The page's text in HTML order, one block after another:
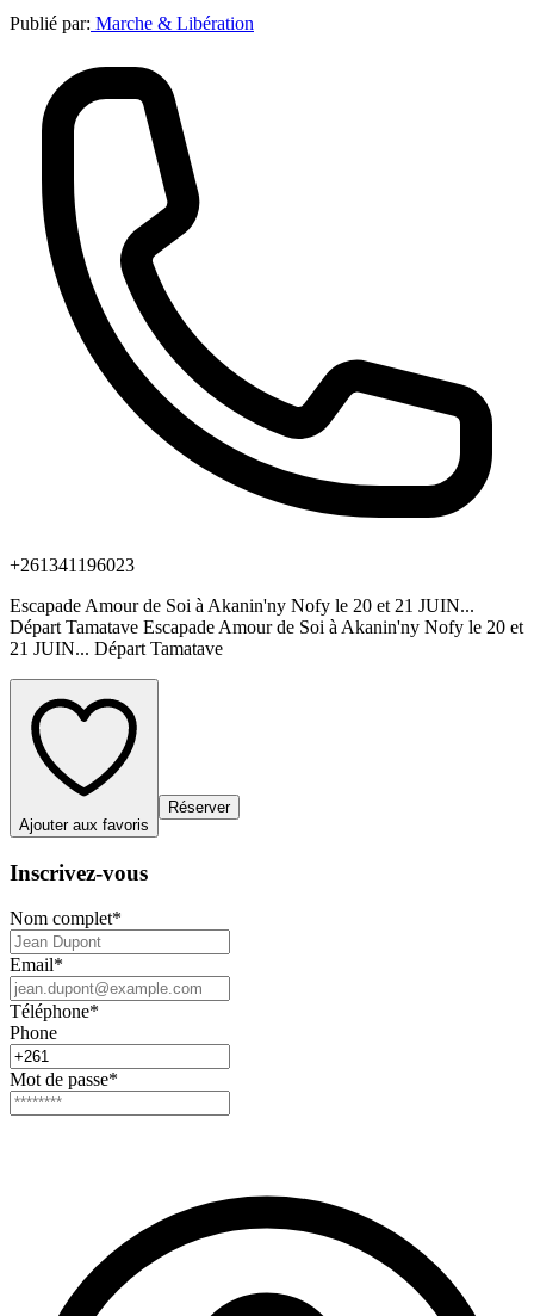
Publié par: Marche & Libération
+261341196023
Escapade Amour de Soi à Akanin'ny Nofy le 20 et 21 JUIN...
Départ Tamatave Escapade Amour de Soi à Akanin'ny Nofy le 20 et
21 JUIN... Départ Tamatave
Ajouter aux favoris
Réserver
Inscrivez-vous
Nom complet*
Email*
Téléphone*
Phone
Mot de passe*